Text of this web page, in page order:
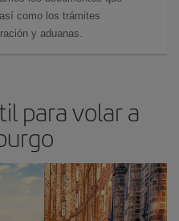
como los trámites
y aduanas.
para volar a